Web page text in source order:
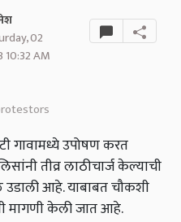
02
AM
गावामध्ये उपोषण करत
तीव्र लाठीचार्ज केल्याची
आहे. याबाबत चौकशी
मागणी केली जात आहे.